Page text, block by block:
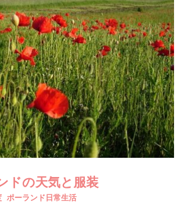
ドの天気と服装
ポーランド日常生活